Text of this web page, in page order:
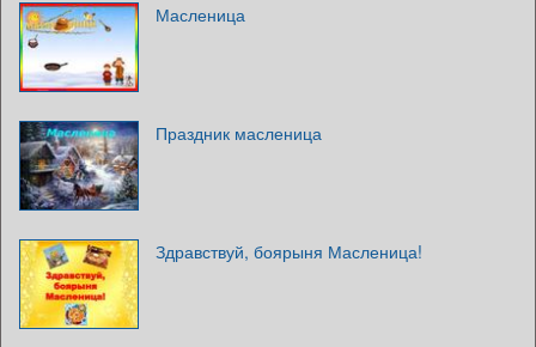
Масленица
Праздник масленица
Здравствуй, боярыня Масленица!